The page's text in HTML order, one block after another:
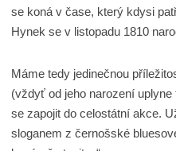
se koná v čase, který kdysi
Hynek se v listopadu 1810
Máme tedy jedinečnou
(vždyť od jeho narození
se zapojit do celostátní akce.
sloganem z černošské